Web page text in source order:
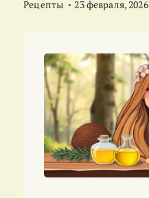
Рецепты 23 февраля, 2026